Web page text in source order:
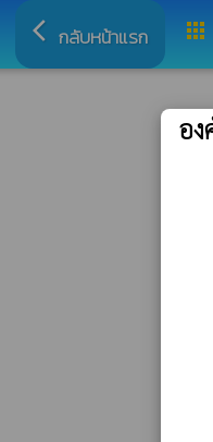
arrow_back_ios กลับหน้าแรก apps
อ